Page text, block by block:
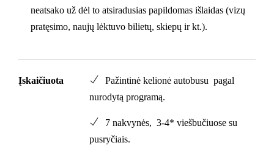
neatsako už dėl to atsiradusias papildomas išlaidas (vizų
pratęsimo, naujų lėktuvo bilietų, skiepų ir kt.).
Įskaičiuota
Pažintinė kelionė autobusu pagal
nurodytą programą.
7 nakvynės, 3-4* viešbučiuose su
pusryčiais.